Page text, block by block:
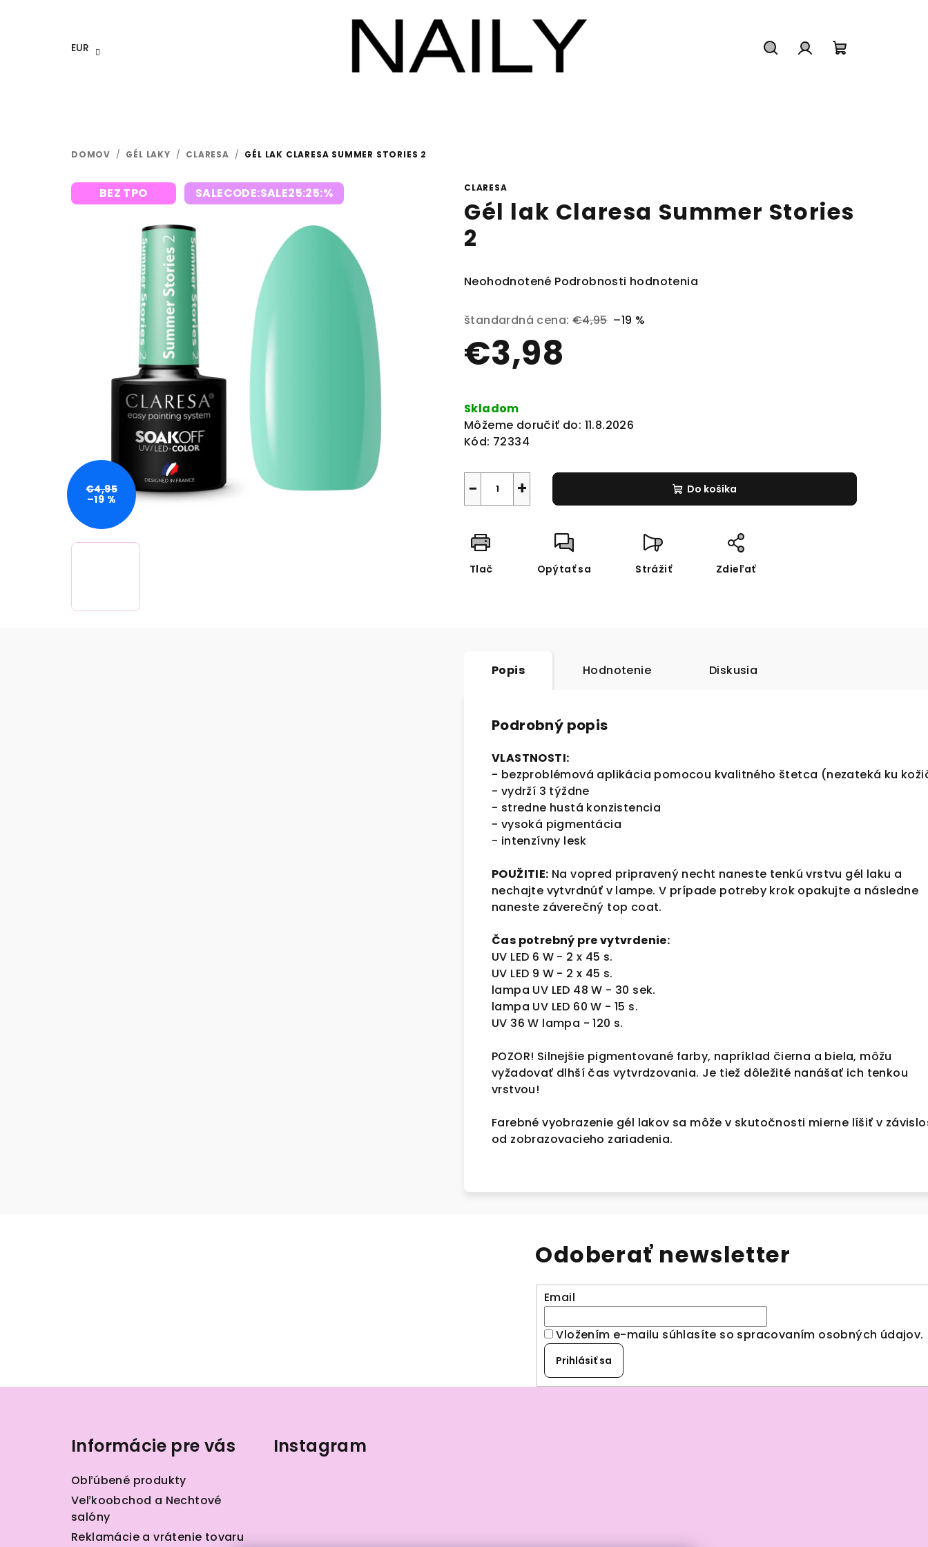
EUR
DOMOV / GÉL LAKY / CLARESA / GÉL LAK CLARESA SUMMER STORIES 2
CLARESA
Gél lak Claresa Summer Stories
2
Priemerné
produktu
0,0
z
Neohodnotené Podrobnosti hodnotenia
štandardná cena: €4,95 –19 %
€3,98
cena:
Skladom
Môžeme doručiť do: 11.8.2026
Kód: 72334
+
− Do košíka
Tlač Opýtať sa Strážiť Zdieľať
BEZ TPO SALECODE:SALE25:25:%
€4,95
–19 %
Popis Hodnotenie Diskusia
Podrobný popis
VLASTNOSTI:
- bezproblémová aplikácia pomocou kvalitného štetca (nezateká ku
- vydrží 3 týždne
- stredne hustá konzistencia
- vysoká pigmentácia
- intenzívny lesk
POUŽITIE: Na vopred pripravený necht naneste tenkú vrstvu gél laku a
nechajte vytvrdnúť v lampe. V prípade potreby krok opakujte a následne
naneste záverečný top coat.
Čas potrebný pre vytvrdenie:
UV LED 6 W - 2 x 45 s.
UV LED 9 W - 2 x 45 s.
lampa UV LED 48 W - 30 sek.
lampa UV LED 60 W - 15 s.
UV 36 W lampa - 120 s.
POZOR! Silnejšie pigmentované farby, napríklad čierna a biela, môžu
vyžadovať dlhší čas vytvrdzovania. Je tiež dôležité nanášať ich tenkou
vrstvou!
Farebné vyobrazenie gél lakov sa môže v skutočnosti mierne líšiť v
od zobrazovacieho zariadenia.
Odoberať newsletter
Email
Vložením e-mailu súhlasíte so spracovaním osobných údajov.
Prihlásiť sa
Informácie pre vás
Obľúbené produkty
Veľkoobchod a Nechtové
salóny
Reklamácie a vrátenie tovaru
Instagram